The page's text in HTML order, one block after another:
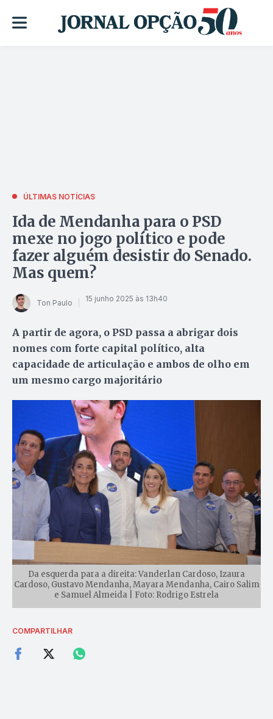
ÚLTIMAS NOTÍCIAS
Ida de Mendanha para o PSD
mexe no jogo político e pode
fazer alguém desistir do Senado.
Mas quem?
Ton Paulo 15 junho 2025 às 13h40
A partir de agora, o PSD passa a abrigar dois
nomes com forte capital político, alta
capacidade de articulação e ambos de olho em
um mesmo cargo majoritário
Da esquerda para a direita: Vanderlan Cardoso, Izaura
Cardoso, Gustavo Mendanha, Mayara Mendanha, Cairo Salim
e Samuel Almeida | Foto: Rodrigo Estrela
COMPARTILHAR